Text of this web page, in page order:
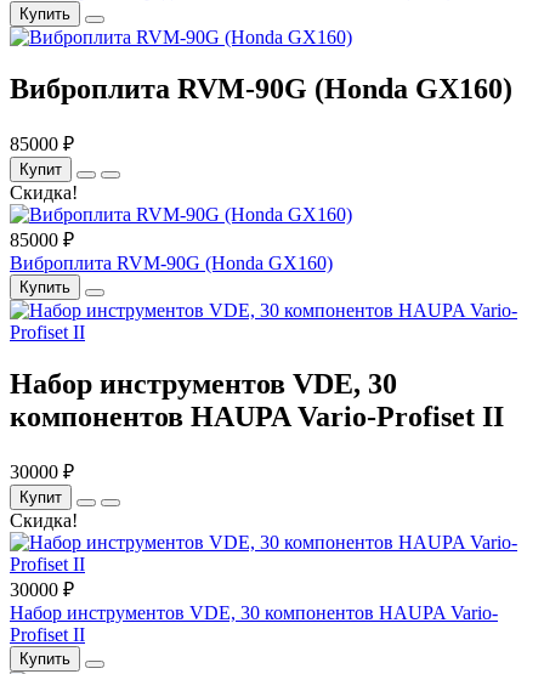
Купить
Виброплита RVM-90G (Honda GX160)
85000 ₽
Купит
Скидка!
85000 ₽
Виброплита RVM-90G (Honda GX160)
Купить
Набор инструментов VDE, 30
компонентов HAUPA Vario-Profiset II
30000 ₽
Купит
Скидка!
30000 ₽
Набор инструментов VDE, 30 компонентов HAUPA Vario-
Profiset II
Купить